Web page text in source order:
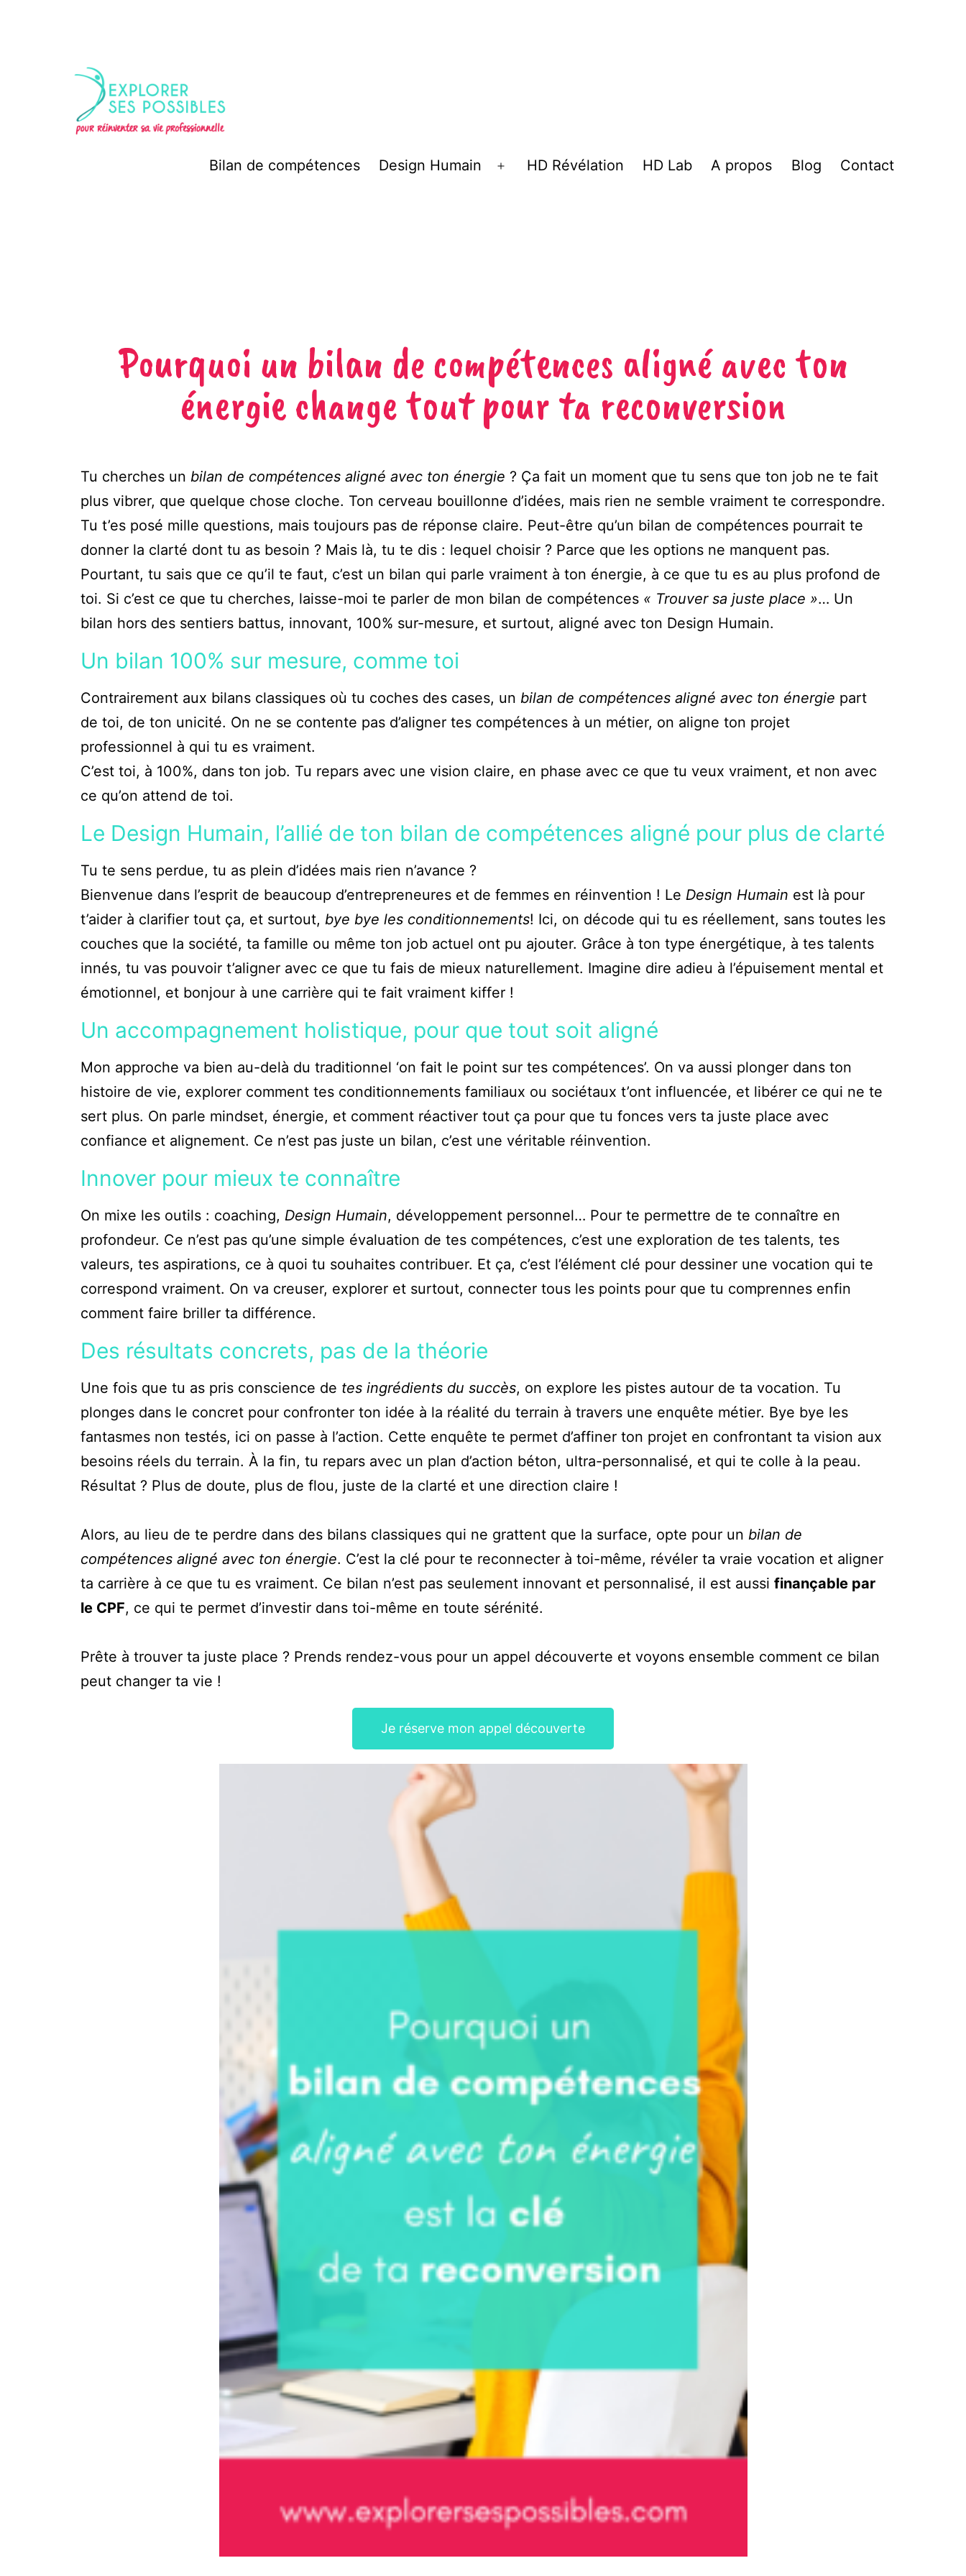
Bilan de compétences Design Humain HD Révélation HD Lab A propos Blog Contact
Pourquoi un bilan de compétences aligné avec ton
énergie change tout pour ta reconversion
Tu cherches un bilan de compétences aligné avec ton énergie ? Ça fait un moment que tu sens que ton job ne te fait
plus vibrer, que quelque chose cloche. Ton cerveau bouillonne d’idées, mais rien ne semble vraiment te correspondre.
Tu t’es posé mille questions, mais toujours pas de réponse claire. Peut-être qu’un bilan de compétences pourrait te
donner la clarté dont tu as besoin ? Mais là, tu te dis : lequel choisir ? Parce que les options ne manquent pas.
Pourtant, tu sais que ce qu’il te faut, c’est un bilan qui parle vraiment à ton énergie, à ce que tu es au plus profond de
toi. Si c’est ce que tu cherches, laisse-moi te parler de mon bilan de compétences « Trouver sa juste place »… Un
bilan hors des sentiers battus, innovant, 100% sur-mesure, et surtout, aligné avec ton Design Humain.
Un bilan 100% sur mesure, comme toi
Contrairement aux bilans classiques où tu coches des cases, un bilan de compétences aligné avec ton énergie part
de toi, de ton unicité. On ne se contente pas d’aligner tes compétences à un métier, on aligne ton projet
professionnel à qui tu es vraiment.
C’est toi, à 100%, dans ton job. Tu repars avec une vision claire, en phase avec ce que tu veux vraiment, et non avec
ce qu’on attend de toi.
Le Design Humain, l’allié de ton bilan de compétences aligné pour plus de clarté
Tu te sens perdue, tu as plein d’idées mais rien n’avance ?
Bienvenue dans l’esprit de beaucoup d’entrepreneures et de femmes en réinvention ! Le Design Humain est là pour
t’aider à clarifier tout ça, et surtout, bye bye les conditionnements! Ici, on décode qui tu es réellement, sans toutes les
couches que la société, ta famille ou même ton job actuel ont pu ajouter. Grâce à ton type énergétique, à tes talents
innés, tu vas pouvoir t’aligner avec ce que tu fais de mieux naturellement. Imagine dire adieu à l’épuisement mental et
émotionnel, et bonjour à une carrière qui te fait vraiment kiffer !
Un accompagnement holistique, pour que tout soit aligné
Mon approche va bien au-delà du traditionnel ‘on fait le point sur tes compétences’. On va aussi plonger dans ton
histoire de vie, explorer comment tes conditionnements familiaux ou sociétaux t’ont influencée, et libérer ce qui ne te
sert plus. On parle mindset, énergie, et comment réactiver tout ça pour que tu fonces vers ta juste place avec
confiance et alignement. Ce n’est pas juste un bilan, c’est une véritable réinvention.
Innover pour mieux te connaître
On mixe les outils : coaching, Design Humain, développement personnel… Pour te permettre de te connaître en
profondeur. Ce n’est pas qu’une simple évaluation de tes compétences, c’est une exploration de tes talents, tes
valeurs, tes aspirations, ce à quoi tu souhaites contribuer. Et ça, c’est l’élément clé pour dessiner une vocation qui te
correspond vraiment. On va creuser, explorer et surtout, connecter tous les points pour que tu comprennes enfin
comment faire briller ta différence.
Des résultats concrets, pas de la théorie
Une fois que tu as pris conscience de tes ingrédients du succès, on explore les pistes autour de ta vocation. Tu
plonges dans le concret pour confronter ton idée à la réalité du terrain à travers une enquête métier. Bye bye les
fantasmes non testés, ici on passe à l’action. Cette enquête te permet d’affiner ton projet en confrontant ta vision aux
besoins réels du terrain. À la fin, tu repars avec un plan d’action béton, ultra-personnalisé, et qui te colle à la peau.
Résultat ? Plus de doute, plus de flou, juste de la clarté et une direction claire !
Alors, au lieu de te perdre dans des bilans classiques qui ne grattent que la surface, opte pour un bilan de
compétences aligné avec ton énergie. C’est la clé pour te reconnecter à toi-même, révéler ta vraie vocation et aligner
ta carrière à ce que tu es vraiment. Ce bilan n’est pas seulement innovant et personnalisé, il est aussi finançable par
le CPF, ce qui te permet d’investir dans toi-même en toute sérénité.
Prête à trouver ta juste place ? Prends rendez-vous pour un appel découverte et voyons ensemble comment ce bilan
peut changer ta vie !
Je réserve mon appel découverte